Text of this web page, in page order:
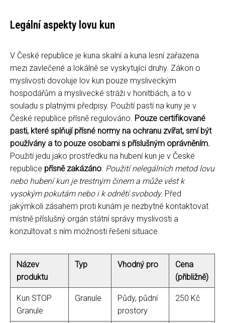
Legální aspekty lovu kun
V České republice je kuna skalní a kuna lesní zařazena
mezi zavlečené a lokálně se vyskytující druhy. Zákon o
myslivosti dovoluje lov kun pouze mysliveckým
hospodářům a myslivecké stráži v honitbách, a to v
souladu s platnými předpisy. Použití pastí na kuny je v
České republice přísně regulováno. Pouze certifikované
pasti, které splňují přísné normy na ochranu zvířat, smí být
používány a to pouze osobami s příslušným oprávněním.
Použití jedu jako prostředku na hubení kun je v České
republice přísně zakázáno Použití nelegálních metod lovu
nebo hubení kun je trestným činem a může vést k
vysokým pokutám nebo i k odnětí svobody. Před
jakýmkoli zásahem proti kunám je nezbytné kontaktovat
místně příslušný orgán státní správy myslivosti a
konzultovat s ním možnosti řešení situace.
Název
produktu
Typ Vhodný pro
Cena
(přibližně)
Kun STOP
Granule
Granule
Půdy, půdní
prostory
250 Kč